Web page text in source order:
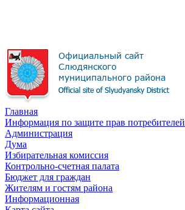
Главная
Информация по защите прав потребителей
Администрация
Дума
Избирательная комиссия
Контрольно-счетная палата
Бюджет для граждан
Жителям и гостям района
Информационная